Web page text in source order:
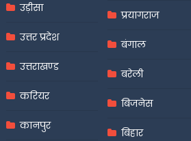
उड़ीसा
उत्तर प्रदेश
उत्तराखण्ड
करियर
कानपुर
प्रयागराज
बंगाल
बरेली
बिजनेस
बिहार